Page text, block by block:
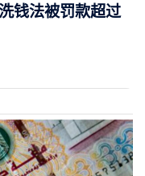
钱法被罚款超过